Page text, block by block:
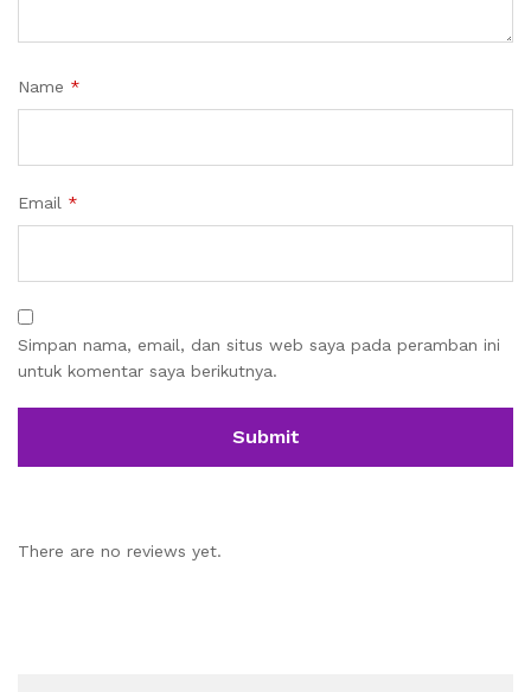
Name *
Email *
Simpan nama, email, dan situs web saya pada peramban ini
untuk komentar saya berikutnya.
There are no reviews yet.